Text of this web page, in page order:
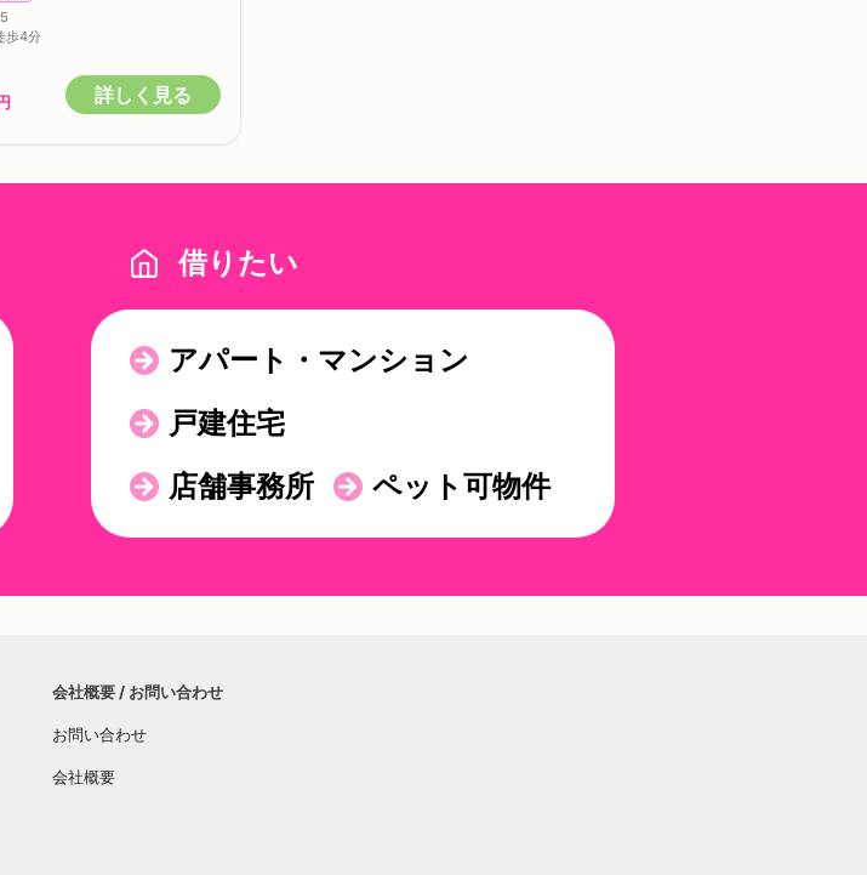
歩4分
詳しく見る
借りたい
アパート・マンション
戸建住宅
店舗事務所
ペット可物件
会社概要 / お問い合わせ
お問い合わせ
会社概要